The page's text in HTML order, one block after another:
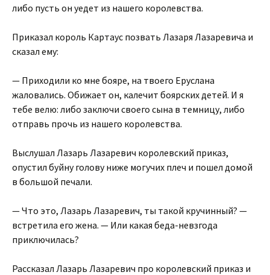
либо пусть он уедет из нашего королевства.
Приказал король Картаус позвать Лазаря Лазаревича и
сказал ему:
— Приходили ко мне бояре, на твоего Еруслана
жаловались. Обижает он, калечит боярских детей. И я
тебе велю: либо заключи своего сына в темницу, либо
отправь прочь из нашего королевства.
Выслушал Лазарь Лазаревич королевский приказ,
опустил буйну голову ниже могучих плеч и пошел домой
в большой печали.
— Что это, Лазарь Лазаревич, ты такой кручинный? —
встретила его жена. — Или какая беда-невзгода
приключилась?
Рассказал Лазарь Лазаревич про королевский приказ и